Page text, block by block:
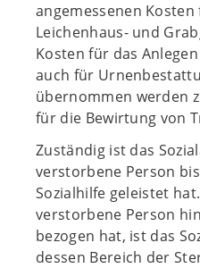
angemessenen Kosten
Leichenhaus- und
Kosten für das
auch für
übernommen werden
für die Bewirtung von
Zuständig ist das
verstorbene Person
Sozialhilfe geleistet
verstorbene Person
bezogen hat, ist das
dessen Bereich der